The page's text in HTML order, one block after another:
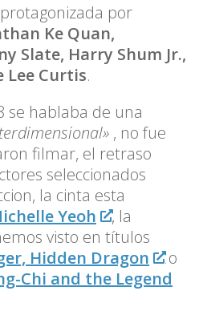
por
Ke Quan,
Slate, Harry Shum Jr.,
Lee Curtis.
se hablaba de una
, no fue
filmar, el retraso
seleccionados
la cinta esta
Yeoh
, la
visto en títulos
Hidden Dragon
o
Chi and the Legend